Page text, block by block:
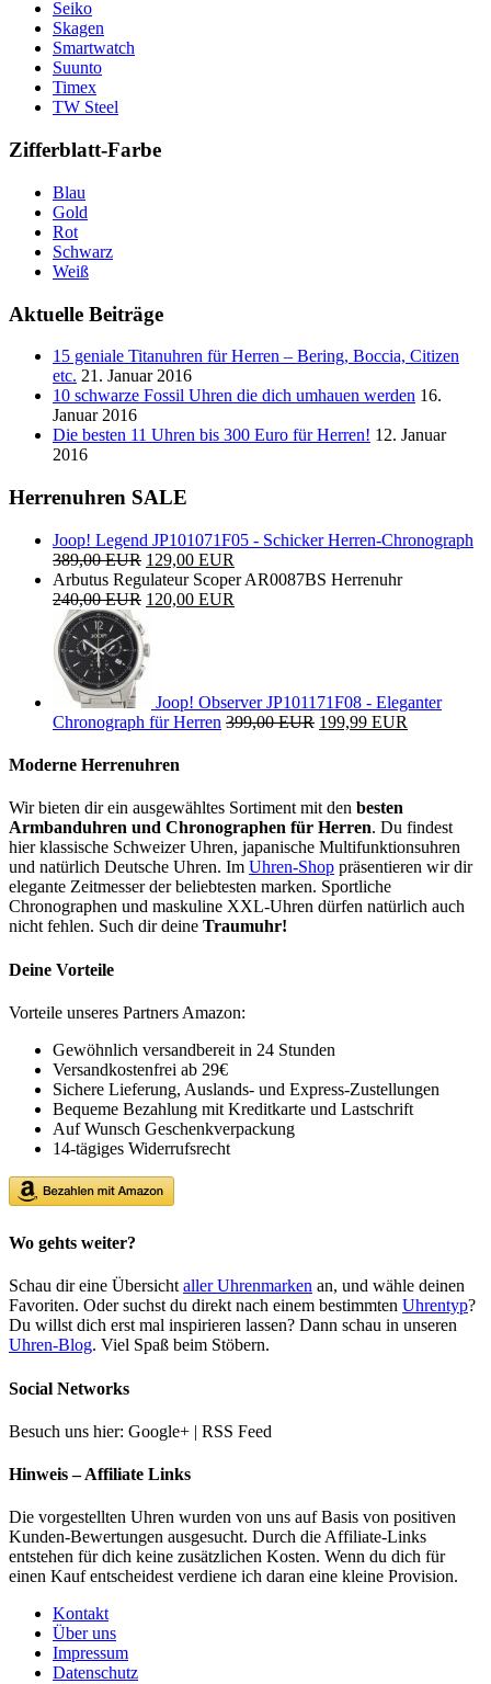
Seiko
Skagen
Smartwatch
Suunto
Timex
TW Steel
Zifferblatt-Farbe
Blau
Gold
Rot
Schwarz
Weiß
Aktuelle Beiträge
15 geniale Titanuhren für Herren – Bering, Boccia, Citizen
etc. 21. Januar 2016
10 schwarze Fossil Uhren die dich umhauen werden 16.
Januar 2016
Die besten 11 Uhren bis 300 Euro für Herren! 12. Januar
2016
Herrenuhren SALE
Joop! Legend JP101071F05 - Schicker Herren-Chronograph
389,00 EUR 129,00 EUR
Arbutus Regulateur Scoper AR0087BS Herrenuhr
240,00 EUR 120,00 EUR
Joop! Observer JP101171F08 - Eleganter
Chronograph für Herren 399,00 EUR 199,99 EUR
Moderne Herrenuhren
Wir bieten dir ein ausgewähltes Sortiment mit den besten
Armbanduhren und Chronographen für Herren. Du findest
hier klassische Schweizer Uhren, japanische Multifunktionsuhren
und natürlich Deutsche Uhren. Im Uhren-Shop präsentieren wir dir
elegante Zeitmesser der beliebtesten marken. Sportliche
Chronographen und maskuline XXL-Uhren dürfen natürlich auch
nicht fehlen. Such dir deine Traumuhr!
Deine Vorteile
Vorteile unseres Partners Amazon:
Gewöhnlich versandbereit in 24 Stunden
Versandkostenfrei ab 29€
Sichere Lieferung, Auslands- und Express-Zustellungen
Bequeme Bezahlung mit Kreditkarte und Lastschrift
Auf Wunsch Geschenkverpackung
14-tägiges Widerrufsrecht
Wo gehts weiter?
Schau dir eine Übersicht aller Uhrenmarken an, und wähle deinen
Favoriten. Oder suchst du direkt nach einem bestimmten Uhrentyp?
Du willst dich erst mal inspirieren lassen? Dann schau in unseren
Uhren-Blog. Viel Spaß beim Stöbern.
Social Networks
Besuch uns hier: Google+ | RSS Feed
Hinweis – Affiliate Links
Die vorgestellten Uhren wurden von uns auf Basis von positiven
Kunden-Bewertungen ausgesucht. Durch die Affiliate-Links
entstehen für dich keine zusätzlichen Kosten. Wenn du dich für
einen Kauf entscheidest verdiene ich daran eine kleine Provision.
Kontakt
Über uns
Impressum
Datenschutz